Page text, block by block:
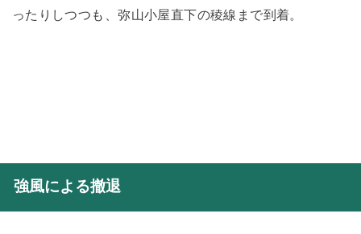
ったりしつつも、弥山小屋直下の稜線まで到着。
強風による撤退